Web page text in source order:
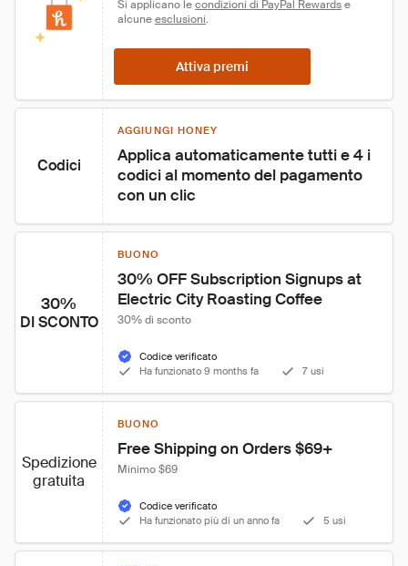
Si applicano le condizioni di PayPal Rewards e
alcune esclusioni.
Attiva premi
Codici
AGGIUNGI HONEY
Applica automaticamente tutti e 4 i
codici al momento del pagamento
con un clic
30%
DI SCONTO
BUONO
30% OFF Subscription Signups at
Electric City Roasting Coffee
30% di sconto
Codice verificato
Ha funzionato 9 months fa
7 usi
Spedizione
gratuita
BUONO
Free Shipping on Orders $69+
Minimo $69
Codice verificato
Ha funzionato più di un anno fa
5 usi